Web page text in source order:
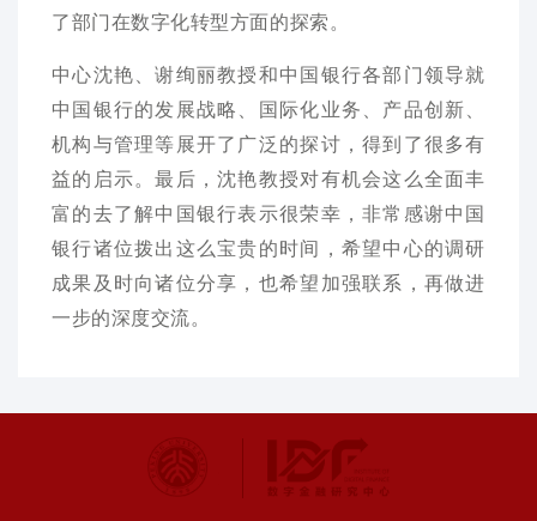
了部门在数字化转型方面的探索。
中心沈艳、谢绚丽教授和中国银行各部门领导就
中国银行的发展战略、国际化业务、产品创新、
机构与管理等展开了广泛的探讨，得到了很多有
益的启示。最后，沈艳教授对有机会这么全面丰
富的去了解中国银行表示很荣幸，非常感谢中国
银行诸位拨出这么宝贵的时间，希望中心的调研
成果及时向诸位分享，也希望加强联系，再做进
一步的深度交流。